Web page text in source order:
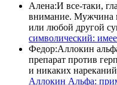
Алена:И все-таки,
внимание. Мужчина
или любой другой
символический:
Федор:Аллокин
препарат против
и никаких
Аллокин Альфа: